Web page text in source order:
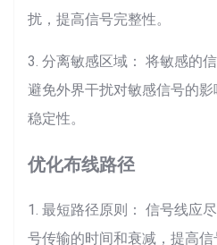
扰，提高信号完整性。
3. 分离敏感区域： 将敏感的
避免外界干扰对敏感信号的
稳定性。
优化布线路径
1. 最短路径原则： 信号线应
号传输的时间和衰减，提高信